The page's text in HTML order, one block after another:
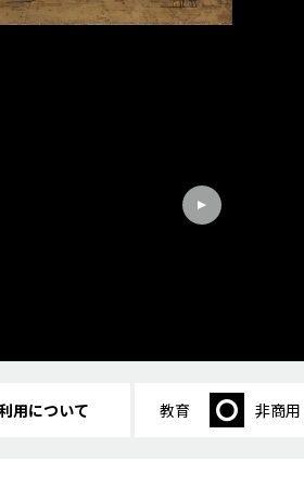
用について 教育 非商用